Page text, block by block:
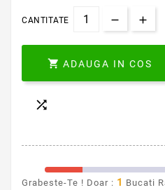
CANTITATE
 ADAUGA IN COS

Grabeste-Te ! Doar : 1 Bucati